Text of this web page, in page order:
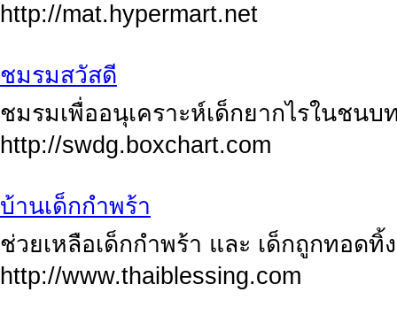
http://mat.hypermart.net
ชมรมสวัสดี
ชมรมเพื่ออนุเคราะห์เด็กยากไรในชนบ
http://swdg.boxchart.com
บ้านเด็กกำพร้า
ช่วยเหลือเด็กกำพร้า และ เด็กถูกทอดทิ้ง
http://www.thaiblessing.com